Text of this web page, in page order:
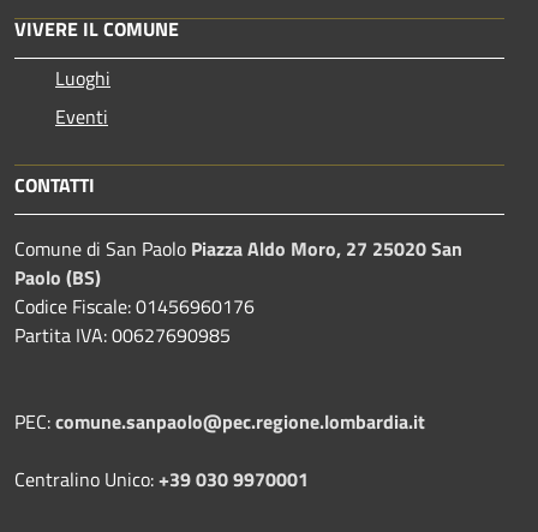
VIVERE IL COMUNE
Luoghi
Eventi
CONTATTI
Comune di San Paolo Piazza Aldo Moro, 27 25020 San
Paolo (BS)
Codice Fiscale: 01456960176
Partita IVA: 00627690985
PEC:comune.sanpaolo@pec.regione.lombardia.it
Centralino Unico:+39 030 9970001